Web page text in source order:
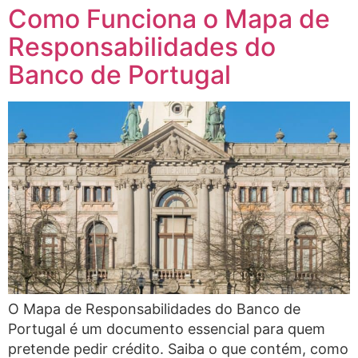
Como Funciona o Mapa de
Responsabilidades do
Banco de Portugal
O Mapa de Responsabilidades do Banco de
Portugal é um documento essencial para quem
pretende pedir crédito. Saiba o que contém, como